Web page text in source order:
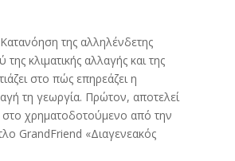
της αλληλένδετης
της κλιματικής αλλαγής και της
στο πώς επηρεάζει η
τη γεωργία. Πρώτον, αποτελεί
στο χρηματοδοτούμενο από την
GrandFriend «Διαγενεακός